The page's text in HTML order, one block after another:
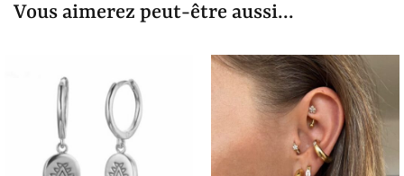
Vous aimerez peut-être aussi...